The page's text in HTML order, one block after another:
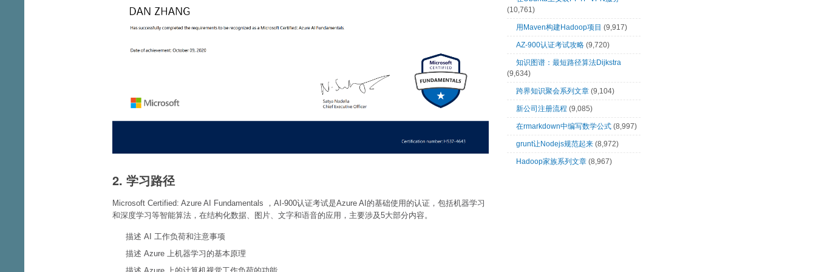
2. 学习路径
Microsoft Certified: Azure AI Fundamentals ，AI-900认证考试是Azure AI的基础使用的认证，包括机器学习
和深度学习等智能算法，在结构化数据、图片、文字和语音的应用，主要涉及5大部分内容。
描述 AI 工作负荷和注意事项
描述 Azure 上机器学习的基本原理
(10,761)
用Maven构建Hadoop项目 (9,917)
AZ-900认证考试攻略 (9,720)
知识图谱：最短路径算法Dijkstra
(9,634)
跨界知识聚会系列文章 (9,104)
新公司注册流程 (9,085)
在rmarkdown中编写数学公式 (8,997)
grunt让Nodejs规范起来 (8,972)
Hadoop家族系列文章 (8,967)